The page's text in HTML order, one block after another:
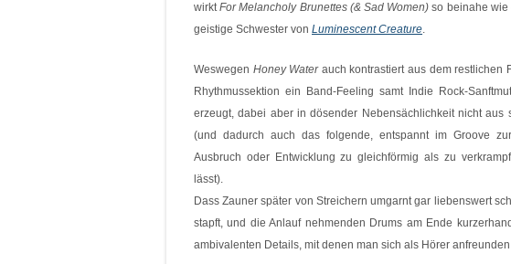
wirktFor Melancholy Brunettes (& Sad Women) so beinahe wie
geistige Schwester von Luminescent Creature.
Weswegen Honey Waterauch kontrastiert aus dem restlichen
Rhythmussektion ein Band-Feeling samt Indie Rock-
erzeugt, dabei aber in dösender Nebensächlichkeit nicht aus
(und dadurch auch das folgende, entspannt im Groove
Ausbruch oder Entwicklung zu gleichförmig als zu
lässt).
Dass Zauner später von Streichern umgarnt gar liebenswert
stapft, und die Anlauf nehmenden Drums am Ende
ambivalenten Details, mit denen man sich als Hörer